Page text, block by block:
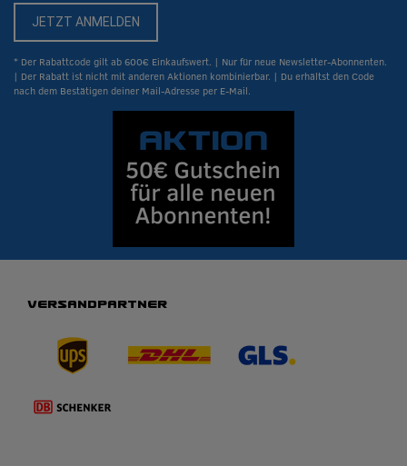
JETZT ANMELDEN
* Der Rabattcode gilt ab 600€ Einkaufswert. | Nur für neue Newsletter-Abonnenten.
| Der Rabatt ist nicht mit anderen Aktionen kombinierbar. | Du erhältst den Code
nach dem Bestätigen deiner Mail-Adresse per E-Mail.
VERSANDPARTNER